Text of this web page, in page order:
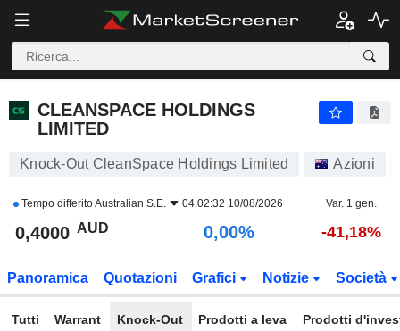
CLEANSPACE HOLDINGS
LIMITED
Knock-Out CleanSpace Holdings Limited Azioni
Tempo differitoAustralian S.E. 04:02:32 10/08/2026 Var. 1 gen.
0,4000 AUD 0,00% -41,18%
Panoramica Quotazioni Grafici Notizie Società
Tutti Warrant Knock-Out Prodotti a leva Prodotti